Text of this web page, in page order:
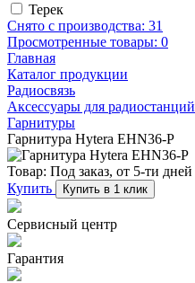
Терек
Снято с производства: 31
Просмотренные товары: 0
Главная
Каталог продукции
Радиосвязь
Аксессуары для радиостанций
Гарнитуры
Гарнитура Hytera EHN36-P
Товар: Под заказ, от 5-ти дней
Купить
Купить в 1 клик
Сервисный центр
Гарантия